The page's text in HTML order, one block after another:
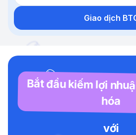
Giao dịch
Bắt đầu kiếm lợi
hóa
với